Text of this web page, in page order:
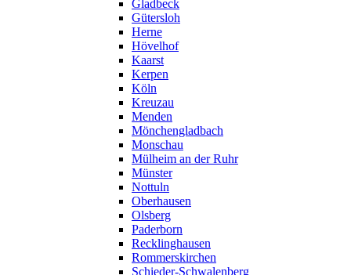
Gladbeck
Gütersloh
Herne
Hövelhof
Kaarst
Kerpen
Köln
Kreuzau
Menden
Mönchengladbach
Monschau
Mülheim an der Ruhr
Münster
Nottuln
Oberhausen
Olsberg
Paderborn
Recklinghausen
Rommerskirchen
Schieder-Schwalenberg